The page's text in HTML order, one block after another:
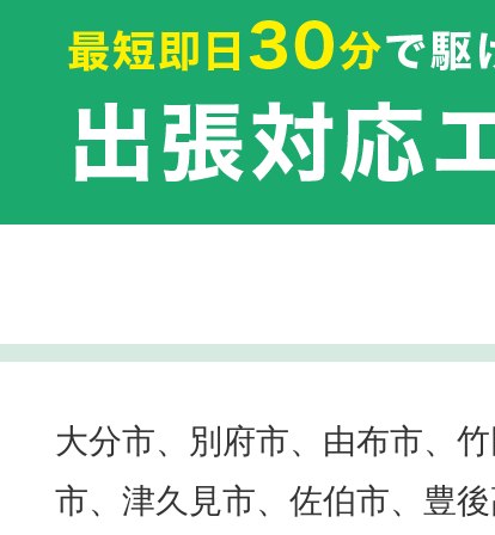
大分市、別府市、由布市、
市、津久見市、佐伯市、豊